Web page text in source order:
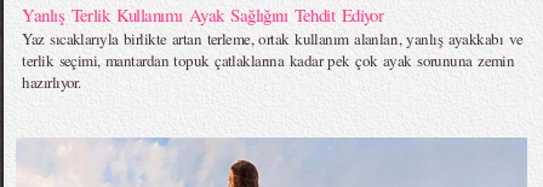
Yanlış Terlik Kullanımı Ayak Sağlığını Tehdit Ediyor
Yaz sıcaklarıyla birlikte artan terleme, ortak kullanım alanları, yanlış ayakkabı ve
terlik seçimi, mantardan topuk çatlaklarına kadar pek çok ayak sorununa zemin
hazırlıyor.